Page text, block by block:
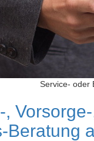
Service- oder
,
Beratung